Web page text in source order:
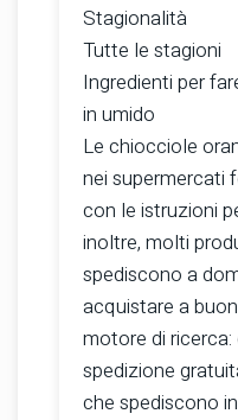
Stagionalità
Tutte le stagioni
Ingredienti per
in umido
Le chiocciole
nei supermercati
con le istruzioni
inoltre, molti
spediscono a
acquistare a
motore di
spedizione
che spediscono